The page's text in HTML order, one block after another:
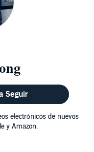
Seguir
electrónicos de nuevos
y Amazon.